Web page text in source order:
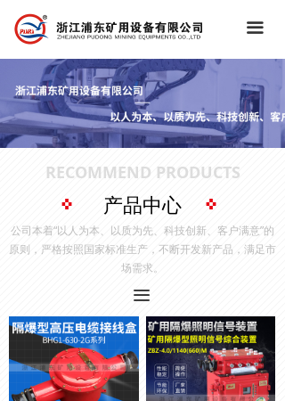
끀
RECOMMEND PRODUCTS
끀
产品中心
公司本着“以人为本、以质为先、科技创新、客户满意”的
原则，严格按照国家标准生产，不断开发新产品，满足市
场需求。